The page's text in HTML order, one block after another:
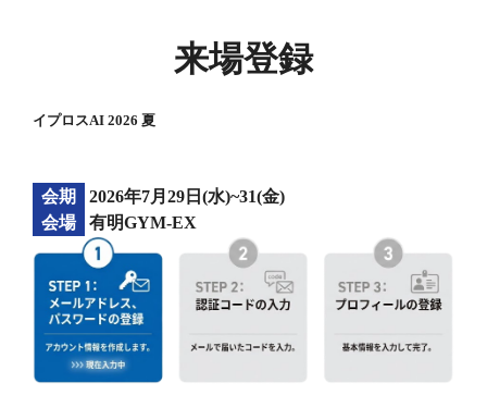
来場登録
イプロスAI 2026 夏
会期
2026年7月29日(水)~31(金)
会場
有明GYM-EX